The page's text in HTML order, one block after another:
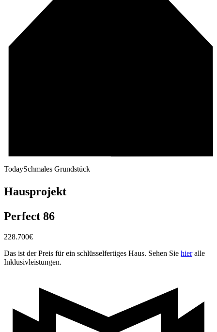
TodaySchmales Grundstück
Hausprojekt
Perfect 86
228.700€
Das ist der Preis für ein schlüsselfertiges Haus. Sehen Sie hieralle
Inklusivleistungen.